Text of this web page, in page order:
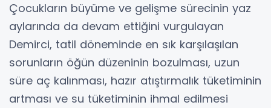
Çocukların büyüme ve gelişme sürecinin yaz
aylarında da devam ettiğini vurgulayan
Demirci, tatil döneminde en sık karşılaşılan
sorunların öğün düzeninin bozulması, uzun
süre aç kalınması, hazır atıştırmalık tüketiminin
artması ve su tüketiminin ihmal edilmesi